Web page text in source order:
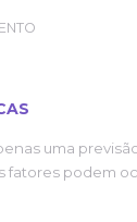
uma
podem